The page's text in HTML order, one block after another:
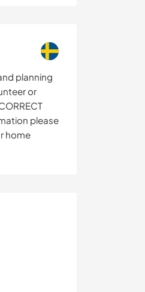
planning
or
please
home